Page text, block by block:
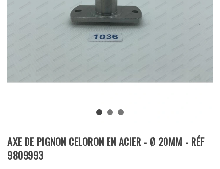
AXE DE PIGNON CELORON EN ACIER - Ø 20MM - RÉF
9809993